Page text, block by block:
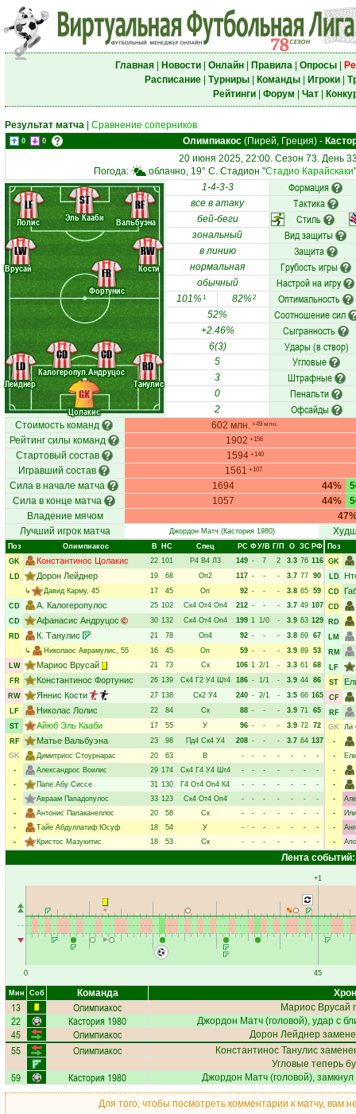
Главная| Новости| Онлайн| Правила| Опросы|
Расписание| Турниры| Команды| Игроки|
Рейтинги| Форум Чат|
Результат матча Сравнение соперников
0 0 Олимпиакос(Пирей, Греция)-
20 июня 2025, 22:00. Сезон 73. День
Погода:
облачно, 19° C. Стадион "Стадио Карайскаки
Цолакис
Лейднер
Калогеропул.Андруцос
Танулис
Врусай
Фортунис
Кости
Лолис Эль Кааби Вальбуэна
GK
LD
CD
CD
RD
LW
FR
RW
LF ST RF
1-4-3-3 Формация
все в атаку Тактика
бей-беги Стиль
зональный Вид защиты
в линию Защита
нормальная Грубость игры
обычный Настрой на игру
101%1 82%2 Оптимальность
52% Соотношение сил
+2.46% Сыгранность
6(3) Удары (в створ)
5 Угловые
3 Штрафные
0 Пенальти
2 Офсайды
Стоимость команд 602 млн. +49 млн.
Рейтинг силы команд 1902 +156
Стартовый состав 1594 +140
Игравший состав 1561 +107
Сила в начале матча 1694 44%
Сила в конце матча
1057 44%
Владение мячом
Лучший игрок матча
Джордон Матч (Кастория 1980)
Поз Олимпиакос В НC Спец РC ФУ/В Г/П О ЗС РФ
GK
Константинос Цолакис 22 101 Р4 В4 Л3 149 - 7 2 3.3 76 116
LD
Дорон Лейднер 19 68 Оп2 117 - - - 3.7 77 90
↳
Давид Карму, 45 17 45 Оп 92 - - - 3.8 65 59
CD
А. Калогеропулос 25 102 Ск4 От4 Оп4 212 - - - 3.7 49 107
CD
Афанасис Андруцос 30 132 Ск4 От4 Оп4 199 1 1/0 - 3.9 63 129
RD
К. Танулис 21 78 Оп4 92 - - - 3.8 69 67
↳
Николаос Аврамулис, 55 16 45 Оп 59 - - - 3.9 89 53
LW
Мариос Врусай 21 73 Ск 106 1 2/1 - 3.3 61 68
FR
Константинос Фортунис 26 139 Ск4 Г2 У4 Шт4 186 - 1/1 - 3.9 44 86
RW
Яннис Кости 27 138 Ск2 У4 240 - 2/1 - 3.5 66 165
LF
Николас Лолис 22 84 Ск 88 - - - 3.9 71 65
ST
Айюб Эль Кааби 17 55 У 96 - - - 3.9 72 72
RF
Матье Вальбуэна 23 98 Пд4 Ск4 У4 208 - - - 3.7 64 137
GK
Димитриос Стоурнарас 20 63 В - - - - - -
-
-
Александрос Воилис 29 174 Ск4 Г4 У4 Шт4 - - - - - -
-
-
Папе Абу Сиссе 31 130 Г4 От4 Оп4 К4 - - - - - -
-
-
Авраам Пападопулос 33 123 Ск4 От4 Оп4 - - - - - -
-
-
Антонис Папаканеллос 20 58 Ск - - - - - -
-
-
Тайе Абдуллатиф Юсуф 18 54 У - - - - - -
-
-
Кристос Мазукитис 18 53 Ск - - - - - - -
Поз
GK
LD
CD
CD
RD
LM
RM
LF
ST
CF
RF
GK
Ли
-
-
-
-
-
-
-
-
Лента событий:
0
+1
45
Мин Соб Команда
13 Олимпиакос Мариос Врусай
22 Кастория 1980 Джордон Матч (головой), удар с
45 Олимпиакос Дорон Лейднер
55 Олимпиакос Константинос Танулис
Угловые теперь
59 Кастория 1980 Джордон Матч (головой),
Для того, чтобы посмотреть комментарии к матчу, вам